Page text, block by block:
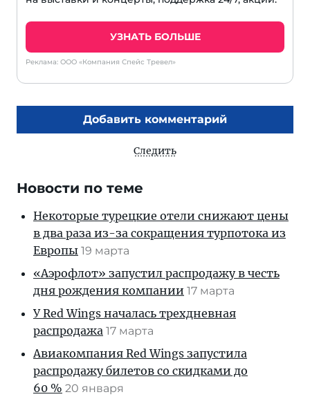
УЗНАТЬ БОЛЬШЕ
Реклама: ООО «Компания Спейс Тревел»
Добавить комментарий
Следить
Новости по теме
Некоторые турецкие отели снижают цены
в два раза из-за сокращения турпотока из
Европы 19 марта
«Аэрофлот» запустил распродажу в честь
дня рождения компании 17 марта
У Red Wings началась трехдневная
распродажа 17 марта
Авиакомпания Red Wings запустила
распродажу билетов со скидками до
60 % 20 января